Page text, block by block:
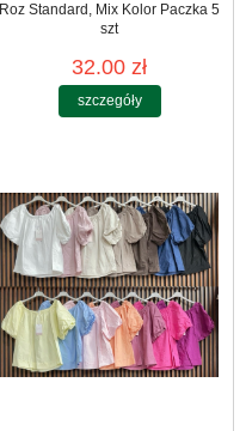
Roz Standard, Mix Kolor Paczka 5
szt
32.00 zł
szczegóły